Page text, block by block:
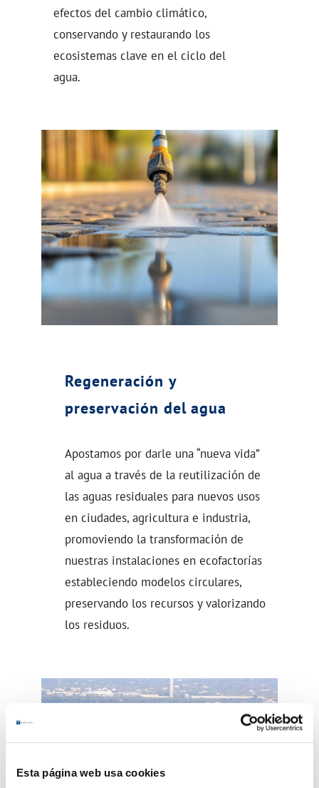
Esta página web usa cookies
efectos del cambio climático,
conservando y restaurando los
ecosistemas clave en el ciclo del
agua.
Regeneración y
preservación del agua
Apostamos por darle una “nueva vida”
al agua a través de la reutilización de
las aguas residuales para nuevos usos
en ciudades, agricultura e industria,
promoviendo la transformación de
nuestras instalaciones en ecofactorías
estableciendo modelos circulares,
preservando los recursos y valorizando
los residuos.